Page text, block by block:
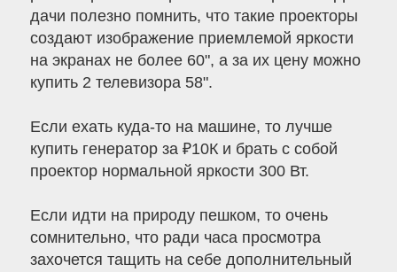
дачи полезно помнить, что такие проекторы
создают изображение приемлемой яркости
на экранах не более 60", а за их цену можно
купить 2 телевизора 58".
Если ехать куда-то на машине, то лучше
купить генератор за ₽10К и брать с собой
проектор нормальной яркости 300 Вт.
Если идти на природу пешком, то очень
сомнительно, что ради часа просмотра
захочется тащить на себе дополнительный